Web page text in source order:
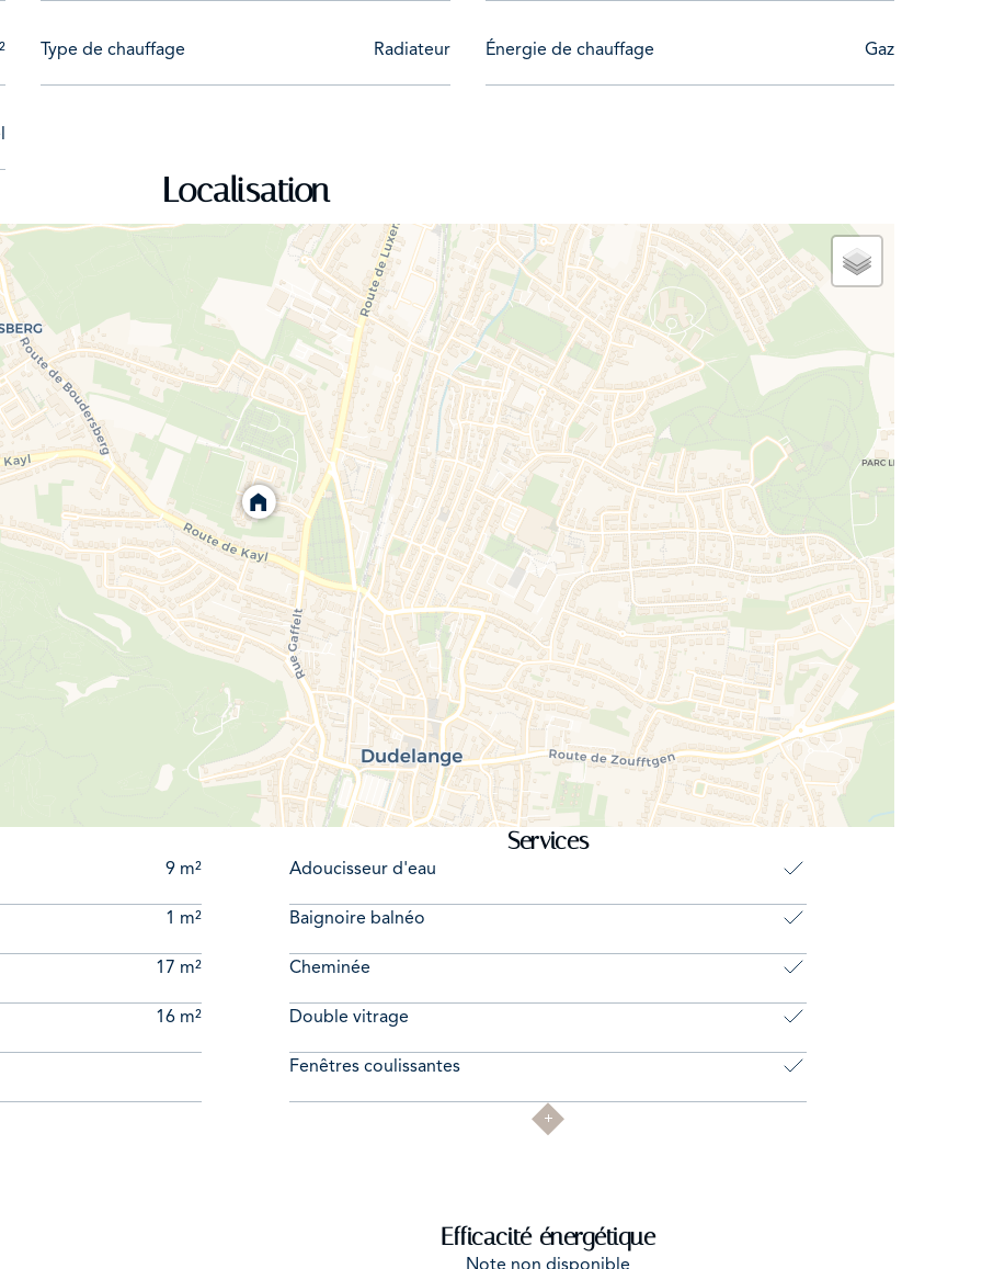
dernière avec salle de bain attenante avec baignoire balnéo. WC et bidet
sur mesure.
voiture. 1 emplacement de parking devant le garage
qualité de vie. Elle dispose d'écoles et d'institutions éducatives de premier plan. de nombreux
ou planifier une visite éventuelle. merci d'appeler Monsieur Adrien BLONDEL au
vos projets de vente. de location. nous vous proposons des estimations gratuites. discrètes et surtout
Type de chauffage Radiateur Énergie de chauffage Gaz
Localisation
9 m²
1 m²
17 m²
16 m²
Services
Adoucisseur d'eau
Baignoire balnéo
Cheminée
Double vitrage
Fenêtres coulissantes
Efficacité énergétique